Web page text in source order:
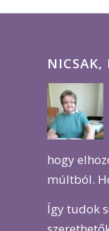
NICSAK,
hogy
múltból.
Így tudok